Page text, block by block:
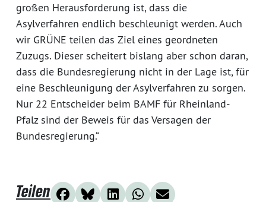
großen Herausforderung ist, dass die
Asylverfahren endlich beschleunigt werden. Auch
wir GRÜNE teilen das Ziel eines geordneten
Zuzugs. Dieser scheitert bislang aber schon daran,
dass die Bundesregierung nicht in der Lage ist, für
eine Beschleunigung der Asylverfahren zu sorgen.
Nur 22 Entscheider beim BAMF für Rheinland-
Pfalz sind der Beweis für das Versagen der
Bundesregierung.“
Teilen